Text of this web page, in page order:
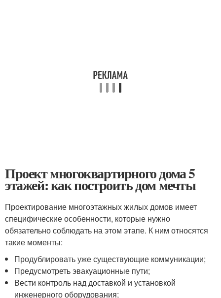
Проект многоквартирного дома 5
этажей: как построить дом мечты
Проектирование многоэтажных жилых домов имеет
специфические особенности, которые нужно
обязательно соблюдать на этом этапе. К ним относятся
такие моменты:
Продублировать уже существующие коммуникации;
Предусмотреть эвакуационные пути;
Вести контроль над доставкой и установкой
инженерного оборудования;